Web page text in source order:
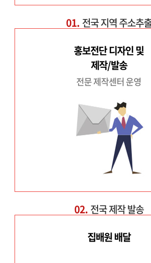
01. 전국 지역 주소추
홍보전단 디자인 및
제작/발송
전문 제작센터 운영
02. 전국 제작 발송
집배원 배달